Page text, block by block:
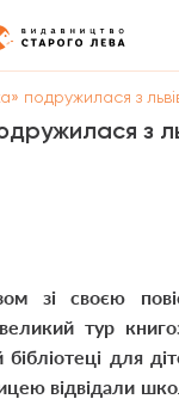
подружилася з
з
зі своєю
тур
бібліотеці для
відвідали